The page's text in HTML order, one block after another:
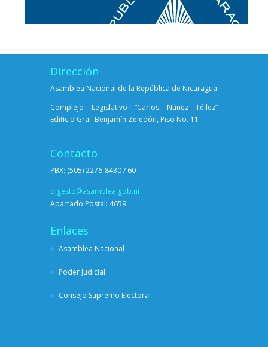
Dirección
Asamblea Nacional de la República de Nicaragua
Complejo Legislativo “Carlos Núñez Téllez”
Edificio Gral. Benjamín Zeledón, Piso No. 11
Contacto
PBX: (505) 2276-8430 / 60
digesto@asamblea.gob.ni
Apartado Postal: 4659
Enlaces
Asamblea Nacional
Poder Judicial
Consejo Supremo Electoral